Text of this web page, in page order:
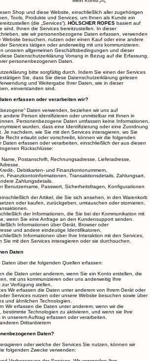
Mein Konto
Mein Konto
Shop und diese Website, einschließlich aller zugehörigen
Tools, Produkte und Services, um Ihnen als Kunde ein
(die „Services“).HÖLSCHER ROPES basiert auf
sind, Ihnen die Services bereitzustellen. In dieser
wie wir personenbezogene Daten erfassen, verwenden
Website besuchen, nutzen oder einen Kauf oder eine andere
Services tätigen oder anderweitig mit uns kommunizieren.
unseren allgemeinen Geschäftsbedingungen und dieser
Datenschutzerklärung Vorrang in Bezug auf die Erfassung,
personenbezogenen Daten.
bitte sorgfältig durch. Indem Sie einen der Services
Sie, dass Sie diese Datenschutzerklärung gelesen
und Weitergabe Ihrer Daten, wie in dieser
einverstanden sind.
erfassen oder verarbeiten wir?
Daten verwenden, beziehen wir uns auf
andere Person identifizieren oder unmittelbar mit Ihnen in
Personenbezogene Daten umfassen keine Informationen,
wurden, dass eine Identifizierung oder eine Zuordnung
Je nachdem, wie Sie mit den Services interagieren, wo Sie
Recht erlaubt oder vorschreibt, können wir die folgenden
Daten erfassen oder verarbeiten, einschließlich der aus diesen
Rückschlüsse:
Postanschrift, Rechnungsadresse, Lieferadresse,
, Debitkarten- und Finanzkontonummern,
Finanzkontoinformationen, Transaktionsdetails, Zahlungsart,
Zahlungsdetails.
Benutzername, Passwort, Sicherheitsfragen, Konfigurationen
der Artikel, die Sie sich ansehen, in den Warenkorb
oder kaufen, zurückgeben, umtauschen oder stornieren,
der Informationen, die Sie bei der Kommunikation mit
wenn Sie eine Anfrage an den Kundensupport senden.
Informationen über Gerät, Browser oder
und andere eindeutige Identifikatoren.
Informationen über Ihre Interaktion mit den Services,
Sie mit den Services interagieren oder sie durchsuchen.
Daten
Daten über die folgenden Quellen erfassen:
die Daten unter anderem, wenn Sie ein Konto erstellen, die
mit uns kommunizieren oder uns anderweitig Ihre
Verfügung stellen.
Wir erfassen die Daten unter anderem von Ihrem Gerät oder
Services nutzen oder unsere Website besuchen sowie über
und ähnlichen Technologien.
Wir erfassen die Daten unter anderem, wenn wir die
bestimmte Technologien zu aktivieren, und wenn sie Ihre
unserem Auftrag erfassen oder verarbeiten.
Drittanbietern
Daten?